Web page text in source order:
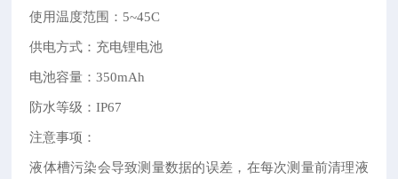
使用温度范围：5~45C
供电方式：充电锂电池
电池容量：350mAh
防水等级：IP67
注意事项：
液体槽污染会导致测量数据的误差，在每次测量前清理液